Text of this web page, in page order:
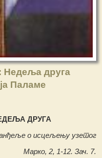
Недеља друга
Паламе
ДРУГА
о исцељењу узетог
Марко, 2, 1-12. Зач. 7.